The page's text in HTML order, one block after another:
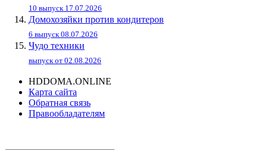
10 выпуск 17.07.2026
Домохозяйки против кондитеров
6 выпуск 08.07.2026
Чудо техники
выпуск от 02.08.2026
HDDOMA.ONLINE
Карта сайта
Обратная связь
Правообладателям